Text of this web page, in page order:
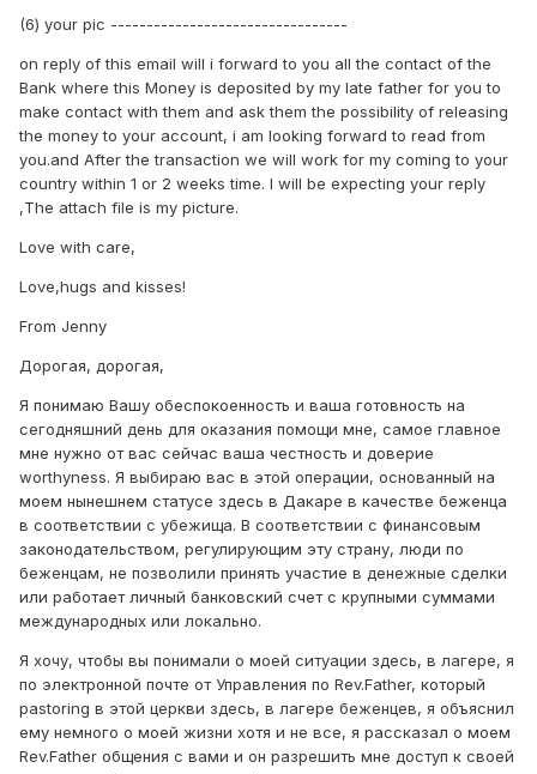
(6) your pic ---------------------------------
on reply of this email will i forward to you all the contact of the
Bank where this Money is deposited by my late father for you to
make contact with them and ask them the possibility of releasing
the money to your account, i am looking forward to read from
you.and After the transaction we will work for my coming to your
country within 1 or 2 weeks time. I will be expecting your reply
,The attach file is my picture.
Love with care,
Love,hugs and kisses!
From Jenny
Дорогая, дорогая,
Я понимаю Вашу обеспокоенность и ваша готовность на
сегодняшний день для оказания помощи мне, самое главное
мне нужно от вас сейчас ваша честность и доверие
worthyness. Я выбираю вас в этой операции, основанный на
моем нынешнем статусе здесь в Дакаре в качестве беженца
в соответствии с убежища. В соответствии с финансовым
законодательством, регулирующим эту страну, люди по
беженцам, не позволили принять участие в денежные сделки
или работает личный банковский счет с крупными суммами
международных или локально.
Я хочу, чтобы вы понимали о моей ситуации здесь, в лагере, я
по электронной почте от Управления по Rev.Father, который
pastoring в этой церкви здесь, в лагере беженцев, я объяснил
ему немного о моей жизни хотя и не все, я рассказал о моем
Rev.Father общения с вами и он разрешить мне доступ к своей